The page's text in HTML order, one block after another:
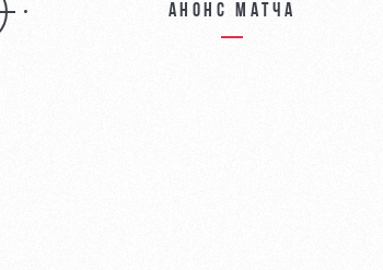
Анонс матча